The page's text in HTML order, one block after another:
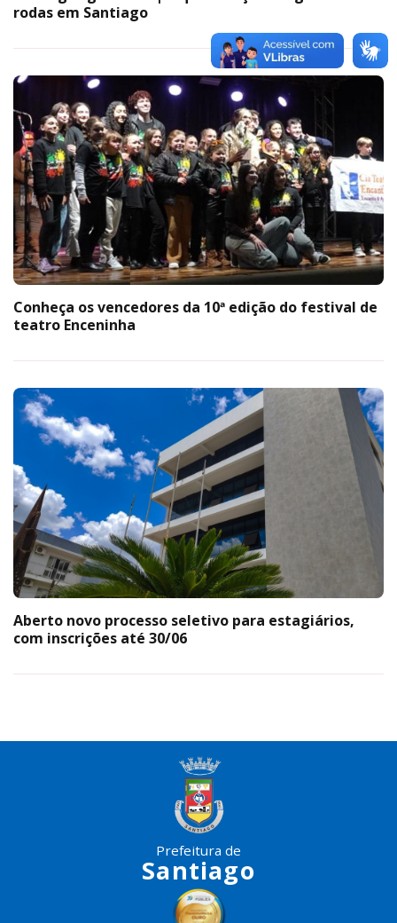
rodas em Santiago
Conheça os vencedores da 10ª edição do festival de
teatro Enceninha
Aberto novo processo seletivo para estagiários,
com inscrições até 30/06
Prefeitura de
Santiago